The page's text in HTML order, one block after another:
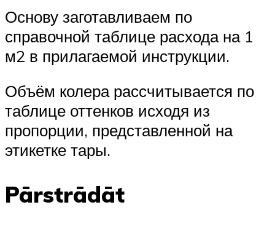
Основу заготавливаем по
справочной таблице расхода на 1
м2 в прилагаемой инструкции.
Объём колера рассчитывается по
таблице оттенков исходя из
пропорции, представленной на
этикетке тары.
Pārstrādāt